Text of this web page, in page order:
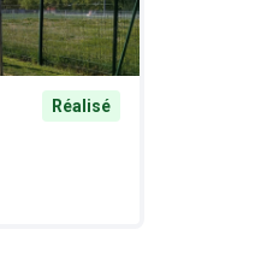
Réalisé